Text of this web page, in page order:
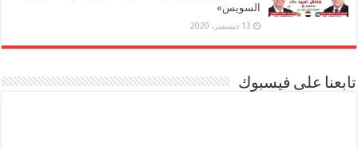
السويس»
13 ديسمبر، 2020
تابعنا على فيسبوك